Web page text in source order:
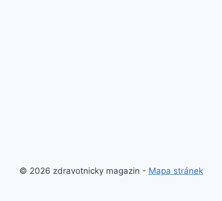
© 2026 zdravotnicky magazin - Mapa stránek